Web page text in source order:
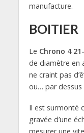
manufacture.
BOITIER
Le Chrono 4
de diamètre en
ne craint pas
ou… par dessus
Il est surmonté
gravée d’une